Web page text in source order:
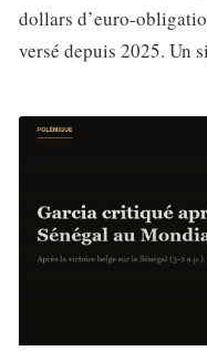
dollars d’euro-
versé depuis 2025. Un